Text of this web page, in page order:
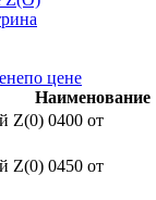
по цене
Наименование